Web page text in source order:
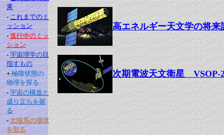
果
- これまでのミ
ッション
- 進行中のミッ
ション
- 宇宙理学の目
指すもの
+ 極限状態の
物理を探る
- 宇宙の構造と
成り立ちを探
る
- 太陽系の環境
を知る
高エネルギー天文学の将来
次期電波天文衛星 VSOP-